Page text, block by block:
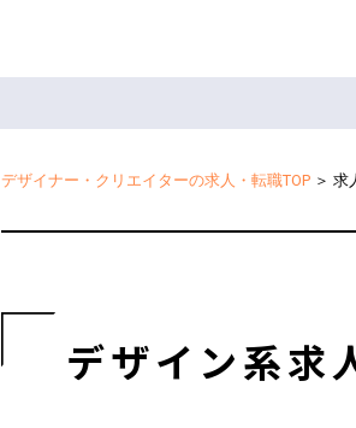
デザイナー・クリエイターの求人・転職TOP ＞ 求
デザイン系求